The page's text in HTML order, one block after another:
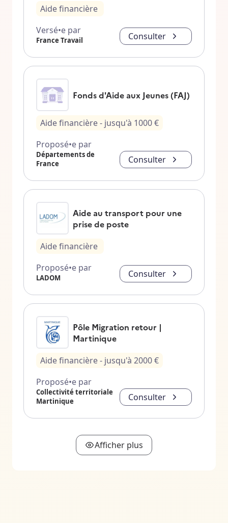
Aide financière
Versé•e par
France Travail Consulter
Fonds d'Aide aux Jeunes (FAJ)
Aide financière- jusqu'à 1000€
Proposé•e par
Départements de
France
Consulter
Aide au transport pour une
prise de poste
Aide financière
Proposé•e par
LADOM Consulter
Pôle Migration retour |
Martinique
Aide financière- jusqu'à 2000€
Proposé•e par
Collectivité territoriale
Martinique
Consulter
Afficher plus